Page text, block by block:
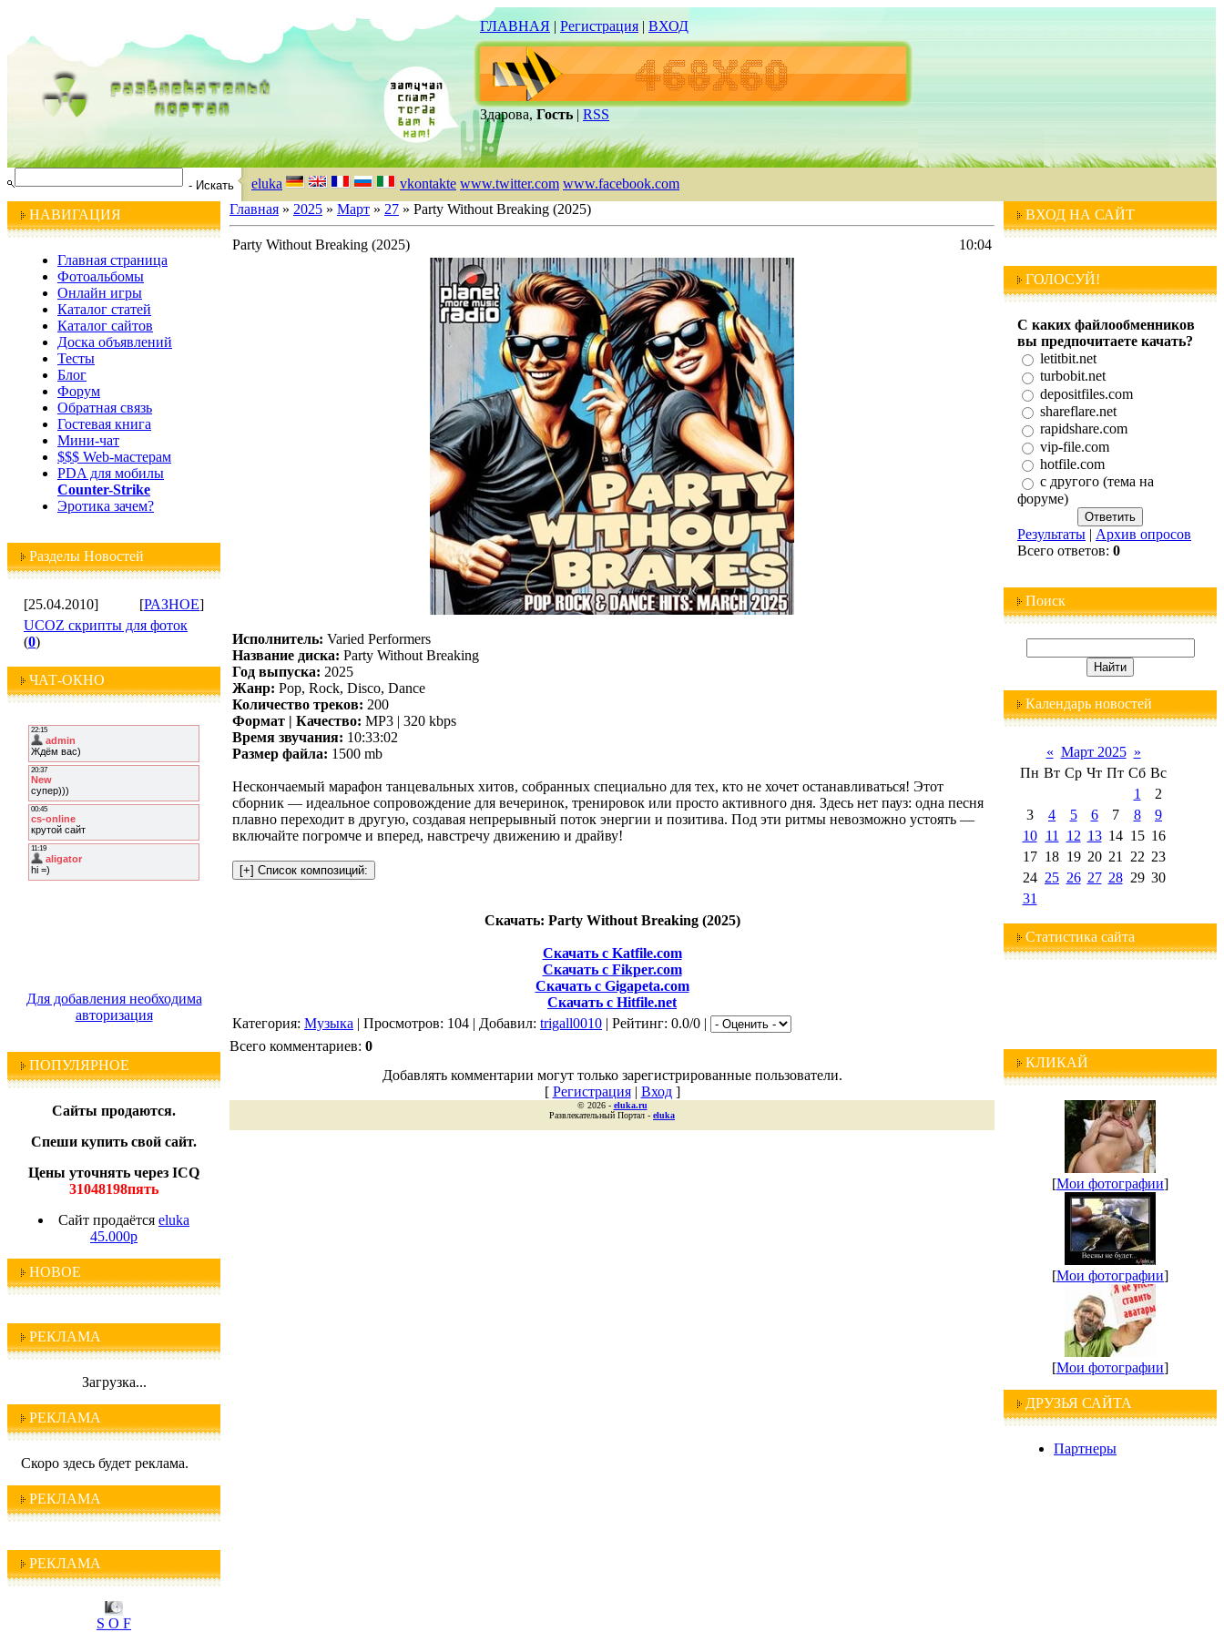
ГЛАВНАЯ | Регистрация | ВХОД
Здарова, Гость | RSS
eluka vkontakte www.twitter.com www.facebook.com
НАВИГАЦИЯ
Главная страница
Фотоальбомы
Онлайн игры
Каталог статей
Каталог сайтов
Доска объявлений
Тесты
Блог
Форум
Обратная связь
Гостевая книга
Мини-чат
$$$ Web-мастерам
PDA для мобилы
Counter-Strike
Эротика зачем?
Разделы Новостей
[25.04.2010] [РАЗНОЕ]
UCOZ скрипты для фоток
(0)
ЧАТ-ОКНО
Для добавления необходима
авторизация
ПОПУЛЯРНОЕ
Сайты продаются.
Спеши купить свой сайт.
Цены уточнять через ICQ
31048198пять
Сайт продаётся eluka
45.000р
НОВОЕ
РЕКЛАМА
Загрузка...
РЕКЛАМА
Скоро здесь будет реклама.
РЕКЛАМА
РЕКЛАМАI C Q
S O F
Главная » 2025 » Март » 27 » Party Without Breaking (2025)
Party Without Breaking (2025) 10:04
Исполнитель: Varied Performers
Название диска: Party Without Breaking
Год выпуска: 2025
Жанр: Pop, Rock, Disco, Dance
Количество треков: 200
Формат | Качество: MP3 | 320 kbps
Время звучания: 10:33:02
Размер файла: 1500 mb
Нескончаемый марафон танцевальных хитов, собранных специально для тех, кто не хочет останавливаться! Этот
сборник — идеальное сопровождение для вечеринок, тренировок или просто активного дня. Здесь нет пауз: одна песня
плавно переходит в другую, создавая непрерывный поток энергии и позитива. Под эти ритмы невозможно устоять —
включайте погромче и вперед, навстречу движению и драйву!
Скачать: Party Without Breaking (2025)
Скачать с Katfile.com
Скачать с Fikper.com
Скачать с Gigapeta.com
Скачать с Hitfile.net
Категория: Музыка | Просмотров: 104 | Добавил: trigall0010 | Рейтинг: 0.0/0 |
Всего комментариев: 0
Добавлять комментарии могут только зарегистрированные пользователи.
[ Регистрация| Вход]
© 2026 - eluka.ru
Развлекательный Портал - eluka
ВХОД НА САЙТ
ГОЛОСУЙ!
С каких файлообменников
вы предпочитаете качать?
letitbit.net
turbobit.net
depositfiles.com
shareflare.net
rapidshare.com
vip-file.com
hotfile.com
с другого (тема на
форуме)
Результаты | Архив опросов
Всего ответов: 0
Поиск
Календарь новостей
« Март 2025 »
Пн Вт Ср Чт Пт Сб Вс
1
2
3
4 5 6 7 8
9
10
11 12 13 14 15 16
17 18 19 20 21 22 23
24 25 26 27 28 29 30
31
Статистика сайта
КЛИКАЙ
[Мои фотографии]
[Мои фотографии]
[Мои фотографии]
ДРУЗЬЯ САЙТА
Партнеры